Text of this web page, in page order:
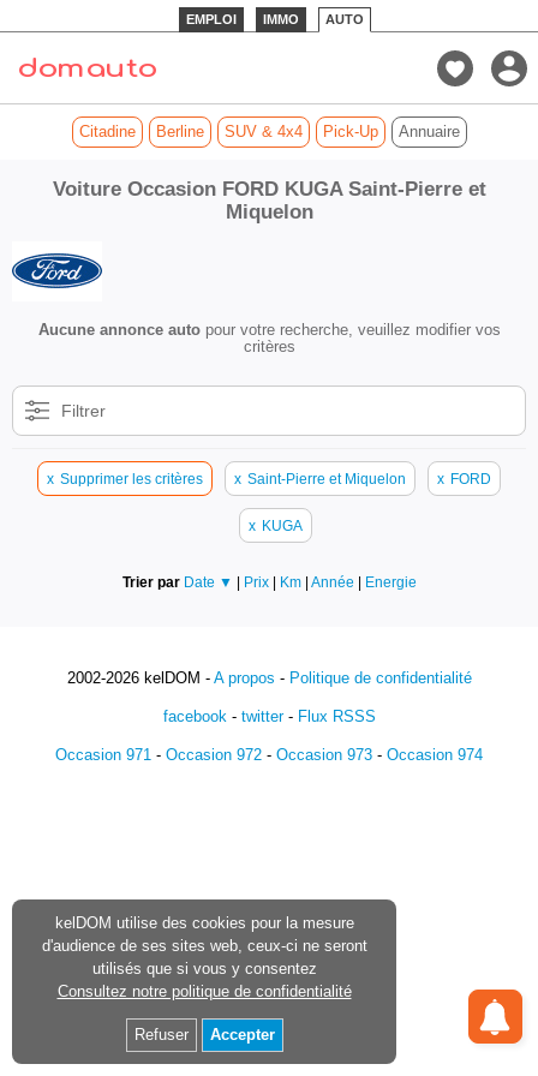
EMPLOI IMMO AUTO
Citadine Berline SUV & 4x4 Pick-Up Annuaire
Voiture Occasion FORD KUGA Saint-Pierre et
Miquelon
Aucune annonce autopour votre recherche, veuillez modifier vos
critères
Filtrer
x Supprimer les critères x Saint-Pierre et Miquelon x FORD
x KUGA
Trier par Date ▼ | Prix | Km | Année | Energie
2002-2026 kelDOM - A propos - Politique de confidentialité
facebook- twitter- Flux RSSS
Occasion 971 - Occasion 972 - Occasion 973 - Occasion 974
kelDOM utilise des cookies pour la mesure
d'audience de ses sites web, ceux-ci ne seront
utilisés que si vous y consentez
Consultez notre politique de confidentialité
Refuser Accepter